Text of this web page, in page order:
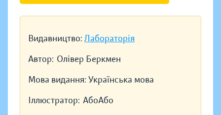
Видавництво: Лабораторія
Автор: Олівер Беркмен
Мова видання: Українська мова
Іллюстратор: АбоАбо